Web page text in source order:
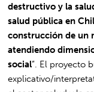
destructivo y la
salud pública en
construcción de un
atendiendo
social”. El proyecto
explicativo/